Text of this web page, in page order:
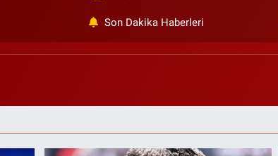
Son Dakika Haberleri